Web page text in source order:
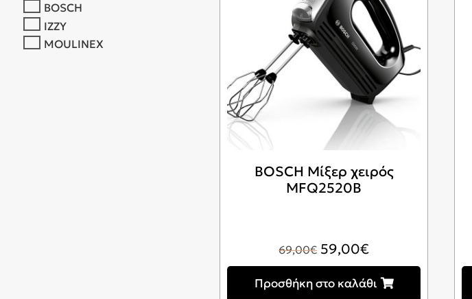
BOSCH
IZZY
MOULINEX
BOSCH Μίξερ χειρός
MFQ2520B
69,00€ Original
price
was:
59,00€Η
τρέχουσα
τιμή
Προσθήκη στο καλάθι